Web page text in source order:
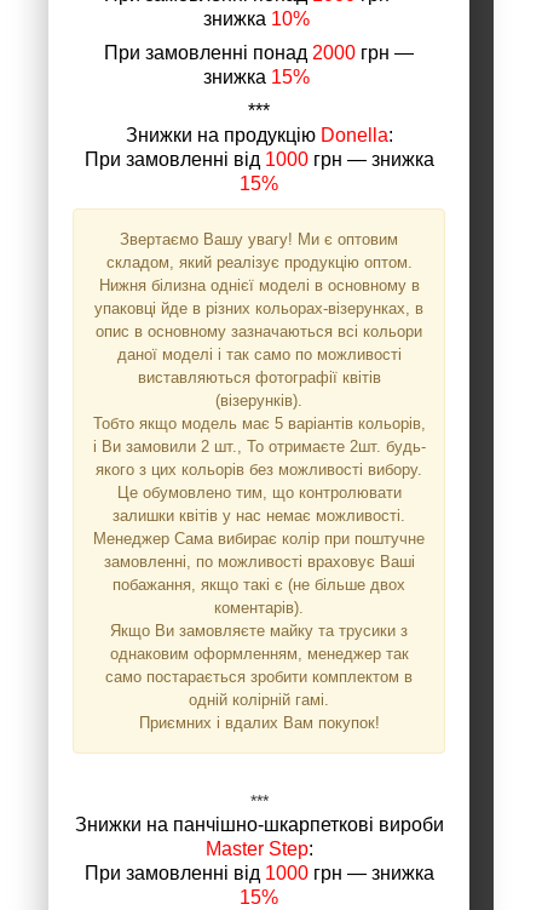
знижка 10%
При замовленні понад 2000 грн ―
знижка 15%
***
Знижки на продукцію Donella:
При замовленні від 1000грн ― знижка
15%
Звертаємо Вашу увагу! Ми є оптовим
складом, який реалізує продукцію оптом.
Нижня білизна однієї моделі в основному в
упаковці йде в різних кольорах-візерунках, в
опис в основному зазначаються всі кольори
даної моделі і так само по можливості
виставляються фотографії квітів
(візерунків).
Тобто якщо модель має 5 варіантів кольорів,
і Ви замовили 2 шт., То отримаєте 2шт. будь-
якого з цих кольорів без можливості вибору.
Це обумовлено тим, що контролювати
залишки квітів у нас немає можливості.
Менеджер Сама вибирає колір при поштучне
замовленні, по можливості враховує Ваші
побажання, якщо такі є (не більше двох
коментарів).
Якщо Ви замовляєте майку та трусики з
однаковим оформленням, менеджер так
само постарається зробити комплектом в
одній колірній гамі.
Приємних і вдалих Вам покупок!
***
Знижки на панчішно-шкарпеткові вироби
Master Step:
При замовленні від 1000грн ― знижка
15%